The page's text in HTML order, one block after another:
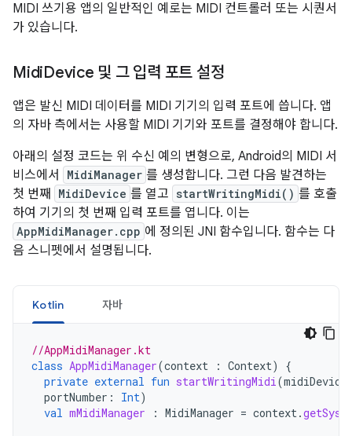
MIDI 쓰기용 앱의 일반적인 예로는 MIDI 컨트롤러 또는 시퀀서
가 있습니다.
MidiDevice 및 그 입력 포트 설정
앱은 발신 MIDI 데이터를 MIDI 기기의 입력 포트에 씁니다. 앱
의 자바 측에서는 사용할 MIDI 기기와 포트를 결정해야 합니다.
아래의 설정 코드는 위 수신 예의 변형으로, Android의 MIDI 서
비스에서
MidiManager 를 생성합니다. 그런 다음 발견하는
첫 번째
MidiDevice 를 열고 startWritingMidi() 를 호출
하여 기기의 첫 번째 입력 포트를 엽니다. 이는
AppMidiManager.cpp 에 정의된 JNI 함수입니다. 함수는 다
음 스니펫에서 설명됩니다.
Kotlin 자바
//AppMidiManager.kt
class AppMidiManager(context : Context)
{
private external fun startWritingMidi(midiDevice
portNumber : Int)
val mMidiManager : MidiManager = context.